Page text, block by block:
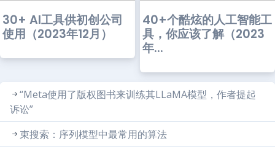
30+ AI工具供初创公司
使用（2023年12月）
40+个酷炫的人工智能工
具，你应该了解（2023
年...
“Meta使用了版权图书来训练其LLaMA模型，作者提起
诉讼”
束搜索：序列模型中最常用的算法